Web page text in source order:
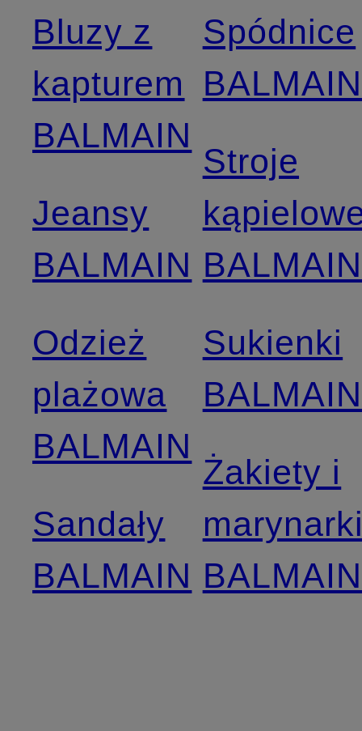
Bluzy z
kapturem
BALMAIN
Jeansy
BALMAIN
Odzież
plażowa
BALMAIN
Sandały
BALMAIN
Spódnice
BALMAIN
Stroje
BALMAIN
Sukienki
BALMAIN
Żakiety i
BALMAIN